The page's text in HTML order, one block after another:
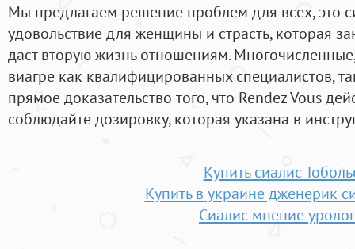
Мы предлагаем решение проблем для всех, это
удовольствие для женщины и страсть, которая
даст вторую жизнь отношениям.
виагре как квалифицированных специалистов,
прямое доказательство того, что Rendez Vous
соблюдайте дозировку, которая указана в
Купить сиалис
Купить в украине дженерик
Сиалис мнение